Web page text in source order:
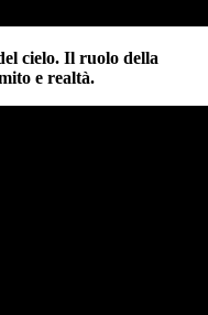
cielo. Il ruolo della
e realtà.